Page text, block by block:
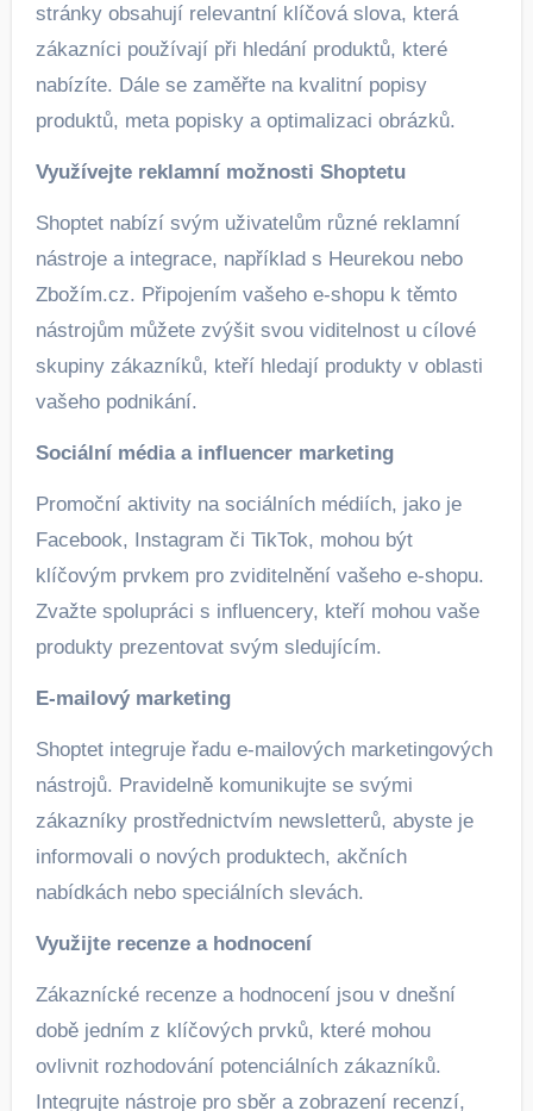
stránky obsahují relevantní klíčová slova, která
zákazníci používají při hledání produktů, které
nabízíte. Dále se zaměřte na kvalitní popisy
produktů, meta popisky a optimalizaci obrázků.
Využívejte reklamní možnosti Shoptetu
Shoptet nabízí svým uživatelům různé reklamní
nástroje a integrace, například s Heurekou nebo
Zbožím.cz. Připojením vašeho e-shopu k těmto
nástrojům můžete zvýšit svou viditelnost u cílové
skupiny zákazníků, kteří hledají produkty v oblasti
vašeho podnikání.
Sociální média a influencer marketing
Promoční aktivity na sociálních médiích, jako je
Facebook, Instagram či TikTok, mohou být
klíčovým prvkem pro zviditelnění vašeho e-shopu.
Zvažte spolupráci s influencery, kteří mohou vaše
produkty prezentovat svým sledujícím.
E-mailový marketing
Shoptet integruje řadu e-mailových marketingových
nástrojů. Pravidelně komunikujte se svými
zákazníky prostřednictvím newsletterů, abyste je
informovali o nových produktech, akčních
nabídkách nebo speciálních slevách.
Využijte recenze a hodnocení
Zákaznícké recenze a hodnocení jsou v dnešní
době jedním z klíčových prvků, které mohou
ovlivnit rozhodování potenciálních zákazníků.
Integrujte nástroje pro sběr a zobrazení recenzí,